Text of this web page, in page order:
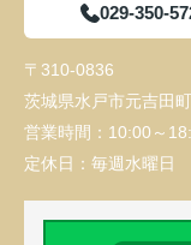
029-350-
〒310-0836
茨城県水戸市元吉田
営業時間： 10:00～
定休日： 毎週水曜日